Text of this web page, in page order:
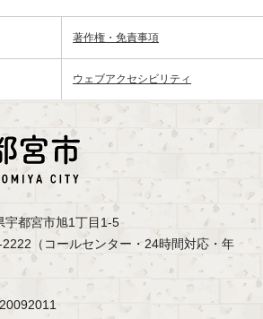
著作権・免責事項
ウェブアクセシビリティ
都宮市旭1丁目1-5
（コールセンター・24時間対応・年